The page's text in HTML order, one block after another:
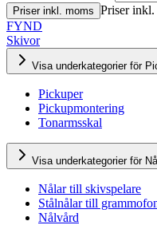
Priser inkl. moms Priser inkl.
FYND
Skivor
Visa underkategorier för
Pickuper
Pickupmontering
Tonarmsskal
Visa underkategorier för
Nålar till skivspelare
Stålnålar till
Nålvård